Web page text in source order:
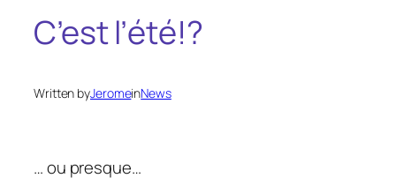
C’est l’été!?
Written byJeromeinNews
… ou presque…